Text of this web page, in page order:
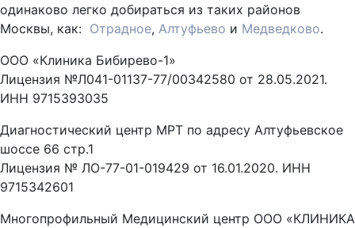
одинаково легко добираться из таких районов
Москвы, как: Отрадное, Алтуфьево и Медведково.
ООО «Клиника Бибирево-1»
Лицензия №Л041-01137-77/00342580 от 28.05.2021.
ИНН 9715393035
Диагностический центр МРТ по адресу Алтуфьевское
шоссе 66 стр.1
Лицензия № ЛО-77-01-019429 от 16.01.2020. ИНН
9715342601
Многопрофильный Медицинский центр ООО «КЛИНИКА